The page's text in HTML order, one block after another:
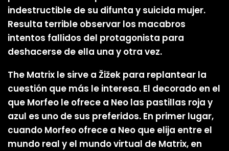
indestructible de su difunta y suicida mujer.
Resulta terrible observar los macabros
intentos fallidos del protagonista para
deshacerse de ella una y otra vez.
The Matrix le sirve a Žižek para replantear la
cuestión que más le interesa. El decorado en el
que Morfeo le ofrece a Neo las pastillas roja y
azul es uno de sus preferidos. En primer lugar,
cuando Morfeo ofrece a Neo que elija entre el
mundo real y el mundo virtual de Matrix, en